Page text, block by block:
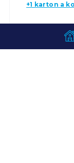
+1 karton a